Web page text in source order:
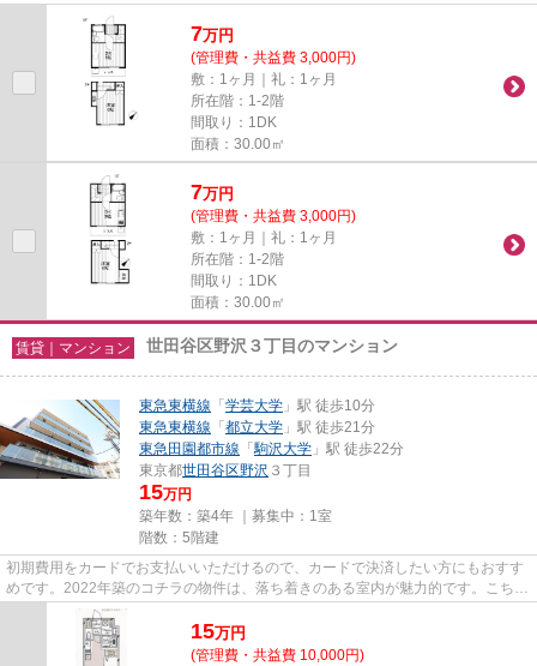
7万円
(管理費・共益費 3,000円)
敷：1ヶ月｜礼：1ヶ月
所在階：1-2階
間取り：1DK
面積：30.00㎡
7万円
(管理費・共益費 3,000円)
敷：1ヶ月｜礼：1ヶ月
所在階：1-2階
間取り：1DK
面積：30.00㎡
賃貸｜マンション 世田谷区野沢３丁目のマンション
東急東横線 「学芸大学 」駅 徒歩10分
東急東横線 「都立大学 」駅 徒歩21分
東急田園都市線 「駒沢大学 」駅 徒歩22分
東京都世田谷区野沢 ３丁目
15万円
築年数：築4年 ｜募集中： 1室
階数：5階建
初期費用をカードでお支払いいただけるので、カードで決済したい方にもおすす
めです。2022年築のコチラの物件は、落ち着きのある室内が魅力的です。こちら
の物件はマンションです。陽...
15万円
(管理費・共益費 10,000円)